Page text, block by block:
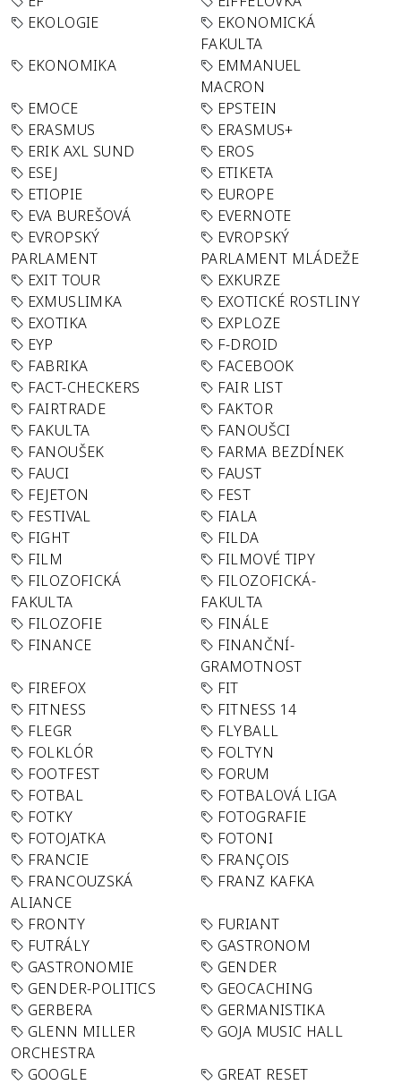
EKOLOGIE
EKONOMICKÁ
FAKULTA
EKONOMIKA
EMMANUEL
MACRON
EMOCE
EPSTEIN
ERASMUS
ERASMUS+
ERIK AXL SUND
EROS
ESEJ
ETIKETA
ETIOPIE
EUROPE
EVA BUREŠOVÁ
EVERNOTE
EVROPSKÝ
PARLAMENT
EVROPSKÝ
PARLAMENT MLÁDEŽE
EXIT TOUR
EXKURZE
EXMUSLIMKA
EXOTICKÉ ROSTLINY
EXOTIKA
EXPLOZE
EYP
F-DROID
FABRIKA
FACEBOOK
FACT-CHECKERS
FAIR LIST
FAIRTRADE
FAKTOR
FAKULTA
FANOUŠCI
FANOUŠEK
FARMA BEZDÍNEK
FAUCI
FAUST
FEJETON
FEST
FESTIVAL
FIALA
FIGHT
FILDA
FILM
FILMOVÉ TIPY
FILOZOFICKÁ
FAKULTA
FILOZOFICKÁ-
FAKULTA
FILOZOFIE
FINÁLE
FINANCE
FINANČNÍ-
GRAMOTNOST
FIREFOX
FIT
FITNESS
FITNESS 14
FLEGR
FLYBALL
FOLKLÓR
FOLTYN
FOOTFEST
FORUM
FOTBAL
FOTBALOVÁ LIGA
FOTKY
FOTOGRAFIE
FOTOJATKA
FOTONI
FRANCIE
FRANÇOIS
FRANCOUZSKÁ
ALIANCE
FRANZ KAFKA
FRONTY
FURIANT
FUTRÁLY
GASTRONOM
GASTRONOMIE
GENDER
GENDER-POLITICS
GEOCACHING
GERBERA
GERMANISTIKA
GLENN MILLER
ORCHESTRA
GOJA MUSIC HALL
GOOGLE
GREAT RESET